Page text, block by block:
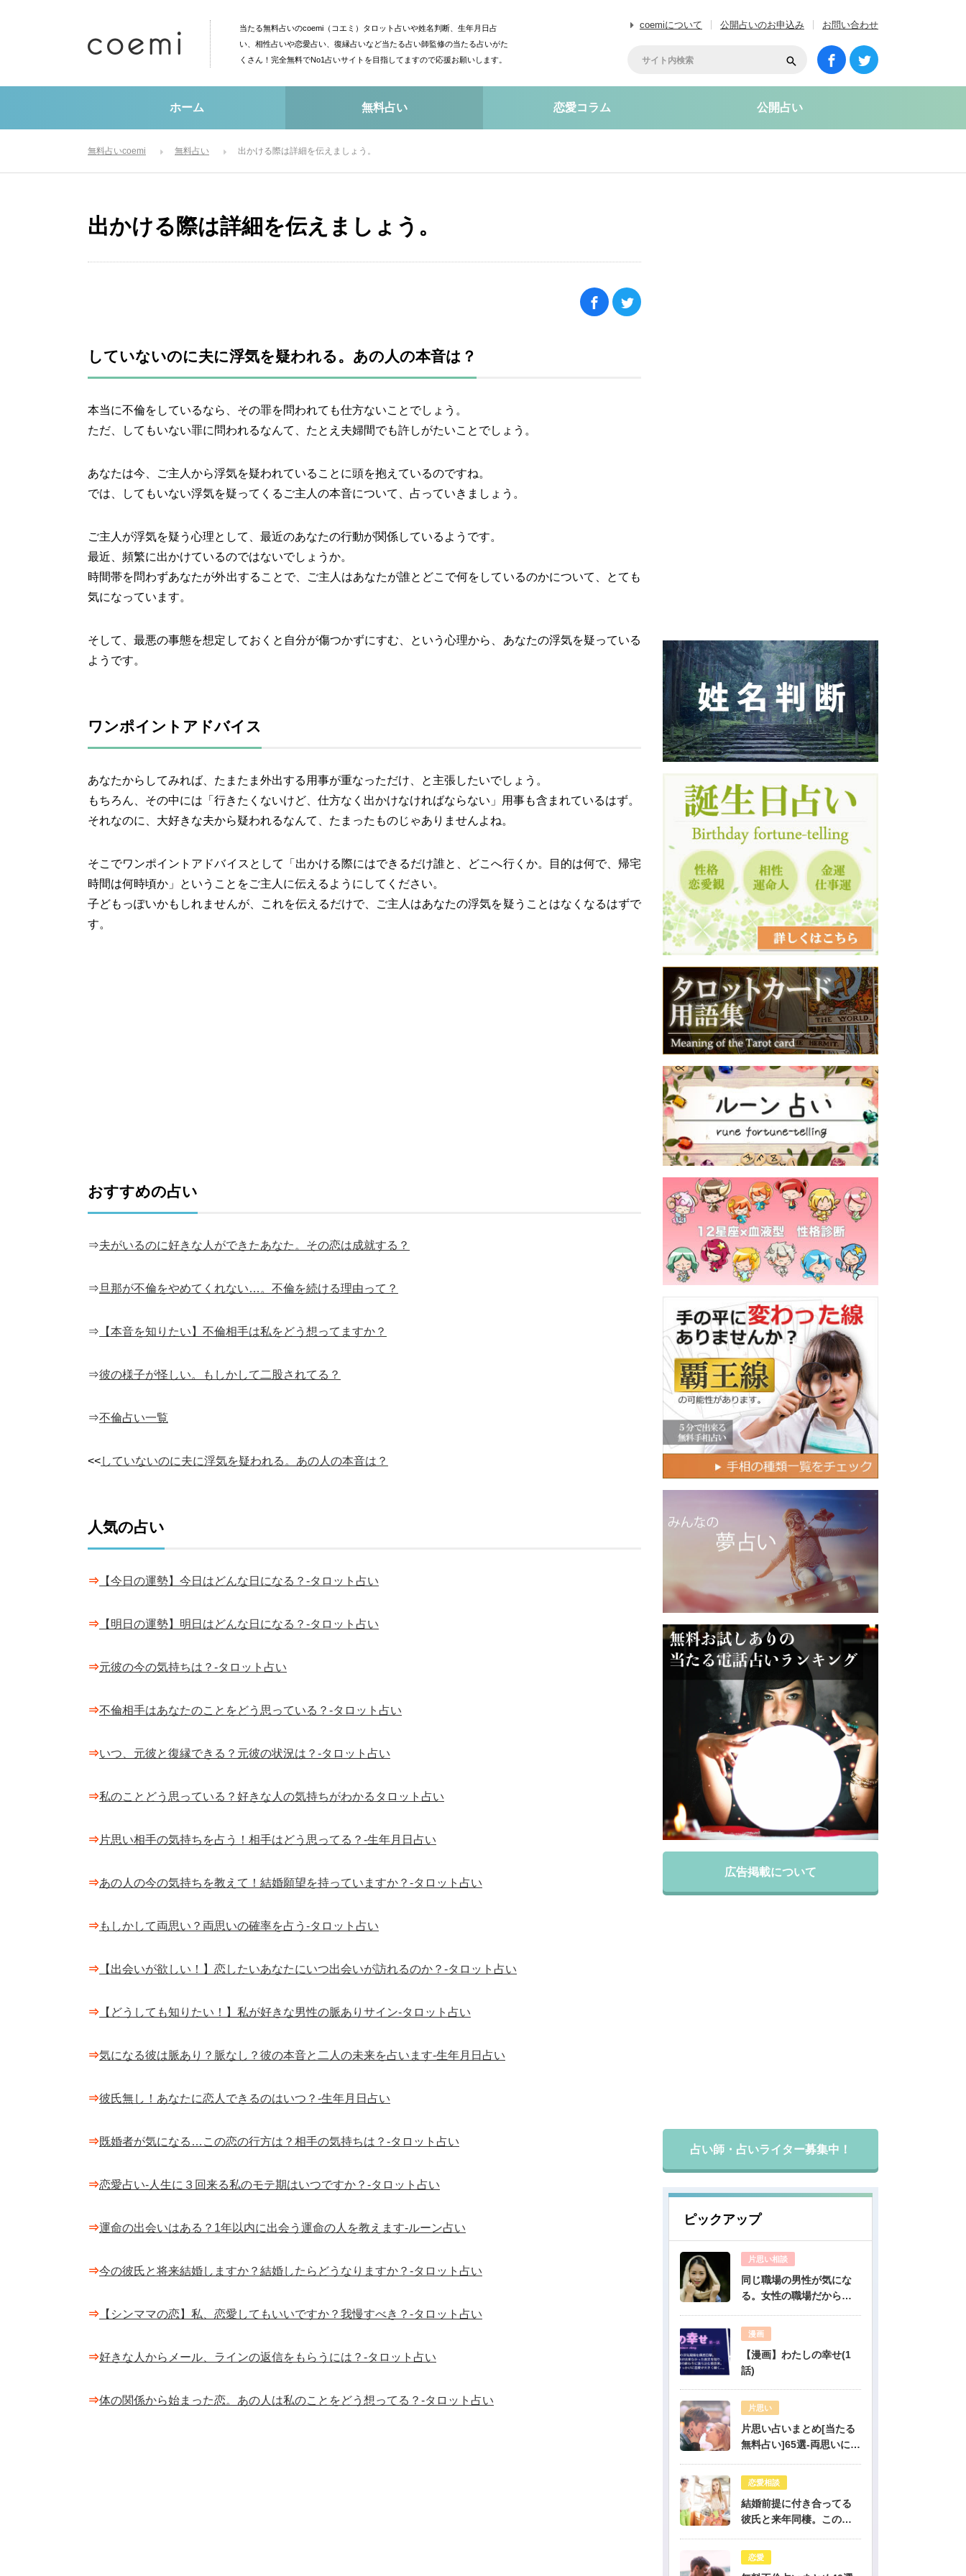
当たる無料占いのcoemi（コエミ）タロット占いや姓名判断、生年月日占
い、相性占いや恋愛占い、復縁占いなど当たる占い師監修の当たる占いがた
くさん！完全無料でNo1占いサイトを目指してますので応援お願いします。
coemiについて 公開占いのお申込み お問い合わせ
ホーム 無料占い 恋愛コラム 公開占い
無料占いcoemi 無料占い 出かける際は詳細を伝えましょう。
出かける際は詳細を伝えましょう。
していないのに夫に浮気を疑われる。あの人の本音は？
本当に不倫をしているなら、その罪を問われても仕方ないことでしょう。
ただ、してもいない罪に問われるなんて、たとえ夫婦間でも許しがたいことでしょう。
あなたは今、ご主人から浮気を疑われていることに頭を抱えているのですね。
では、してもいない浮気を疑ってくるご主人の本音について、占っていきましょう。
ご主人が浮気を疑う心理として、最近のあなたの行動が関係しているようです。
最近、頻繁に出かけているのではないでしょうか。
時間帯を問わずあなたが外出することで、ご主人はあなたが誰とどこで何をしているのかについて、とても
気になっています。
そして、最悪の事態を想定しておくと自分が傷つかずにすむ、という心理から、あなたの浮気を疑っている
ようです。
ワンポイントアドバイス
あなたからしてみれば、たまたま外出する用事が重なっただけ、と主張したいでしょう。
もちろん、その中には「行きたくないけど、仕方なく出かけなければならない」用事も含まれているはず。
それなのに、大好きな夫から疑われるなんて、たまったものじゃありませんよね。
そこでワンポイントアドバイスとして「出かける際にはできるだけ誰と、どこへ行くか。目的は何で、帰宅
時間は何時頃か」ということをご主人に伝えるようにしてください。
子どもっぽいかもしれませんが、これを伝えるだけで、ご主人はあなたの浮気を疑うことはなくなるはずで
す。
おすすめの占い
⇒夫がいるのに好きな人ができたあなた。その恋は成就する？
⇒ 旦那が不倫をやめてくれない…。不倫を続ける理由って？
⇒ 【本音を知りたい】不倫相手は私をどう想ってますか？
⇒彼の様子が怪しい。もしかして二股されてる？
⇒不倫占い一覧
<<していないのに夫に浮気を疑われる。あの人の本音は？
人気の占い
⇒ 【今日の運勢】今日はどんな日になる？-タロット占い
⇒ 【明日の運勢】明日はどんな日になる？-タロット占い
⇒元彼の今の気持ちは？-タロット占い
⇒不倫相手はあなたのことをどう思っている？-タロット占い
⇒いつ、元彼と復縁できる？元彼の状況は？-タロット占い
⇒私のことどう思っている？好きな人の気持ちがわかるタロット占い
⇒片思い相手の気持ちを占う！相手はどう思ってる？-生年月日占い
⇒あの人の今の気持ちを教えて！結婚願望を持っていますか？-タロット占い
⇒もしかして両思い？両思いの確率を占う-タロット占い
⇒ 【出会いが欲しい！】恋したいあなたにいつ出会いが訪れるのか？-タロット占い
⇒ 【どうしても知りたい！】私が好きな男性の脈ありサイン-タロット占い
⇒気になる彼は脈あり？脈なし？彼の本音と二人の未来を占います-生年月日占い
⇒彼氏無し！あなたに恋人できるのはいつ？-生年月日占い
⇒既婚者が気になる…この恋の行方は？相手の気持ちは？-タロット占い
⇒恋愛占い-人生に３回来る私のモテ期はいつですか？-タロット占い
⇒運命の出会いはある？1年以内に出会う運命の人を教えます-ルーン占い
⇒今の彼氏と将来結婚しますか？結婚したらどうなりますか？-タロット占い
⇒ 【シンママの恋】私、恋愛してもいいですか？我慢すべき？-タロット占い
⇒好きな人からメール、ラインの返信をもらうには？-タロット占い
⇒体の関係から始まった恋。あの人は私のことをどう想ってる？-タロット占い
広告掲載について
占い師・占いライター募集中！
ピックアップ
片思い相談
同じ職場の男性が気にな
る。女性の職場だから人
私のこと好き？-公開鑑定-
無料占い
漫画
【漫画】わたしの幸せ(1
話)
片思い
片思い占いまとめ[当たる
無料占い]65選-両思いにな
当たる片思い占い
恋愛相談
結婚前提に付き合ってる
彼氏と来年同棲。このま
鑑定-無料占い
恋愛